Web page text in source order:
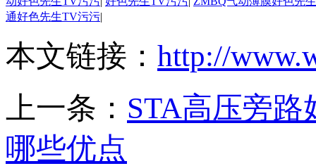
通好色先生TV污污|
本文链接： http://
上一条： STA高压旁
哪些优点